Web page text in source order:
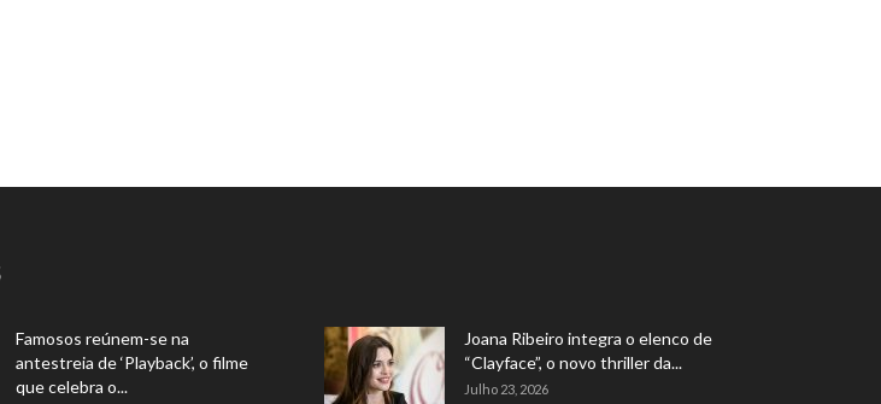
Famosos reúnem-se na
antestreia de ‘Playback’, o filme
que celebra o...
Joana Ribeiro integra o elenco de
“Clayface”, o novo thriller da...
Julho 23, 2026